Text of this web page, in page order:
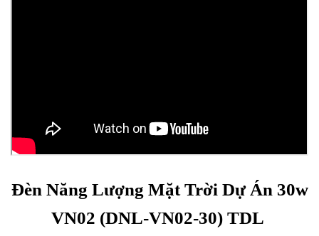
Đèn Năng Lượng Mặt Trời Dự Án 30w
VN02 (DNL-VN02-30) TDL